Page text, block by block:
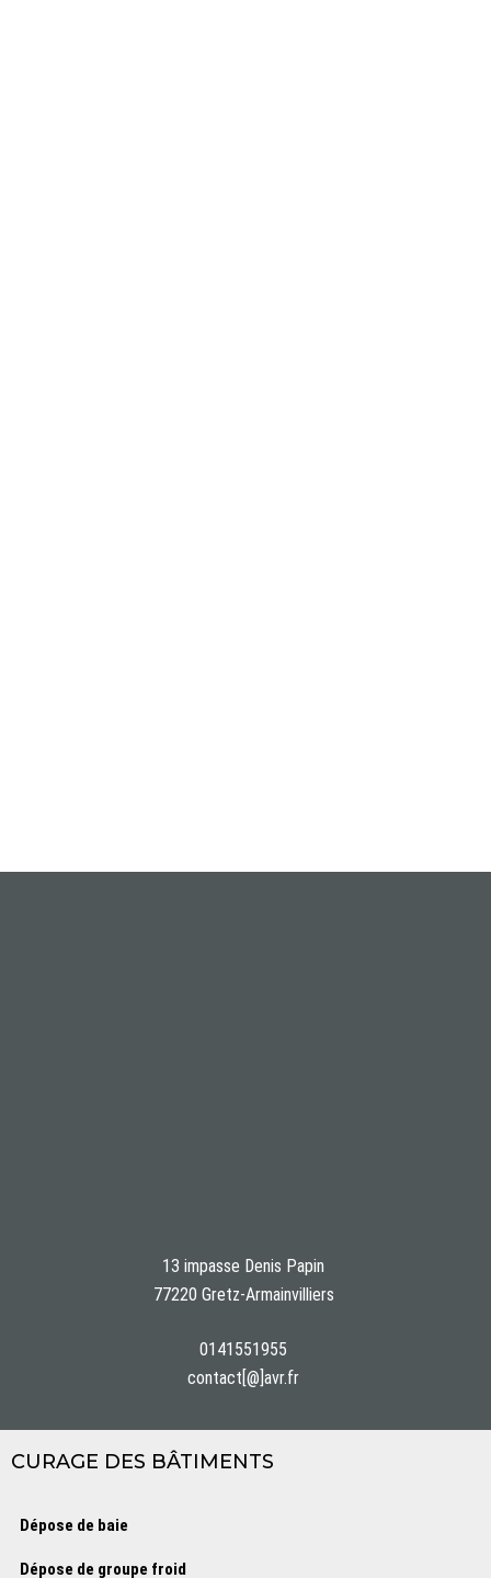
13 impasse Denis Papin
77220 Gretz-Armainvilliers
0141551955
contact[@]avr.fr
CURAGE DES BÂTIMENTS
Dépose de baie
Dépose de groupe froid